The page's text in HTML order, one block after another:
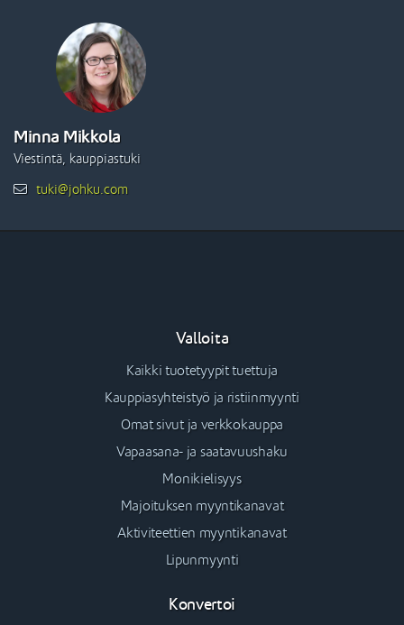
Minna Mikkola
Viestintä, kauppiastuki
tuki@johku.com
Valloita
Kaikki tuotetyypit tuettuja
Kauppiasyhteistyö ja ristiinmyynti
Omat sivut ja verkkokauppa
Vapaasana- ja saatavuushaku
Monikielisyys
Majoituksen myyntikanavat
Aktiviteettien myyntikanavat
Lipunmyynti
Konvertoi